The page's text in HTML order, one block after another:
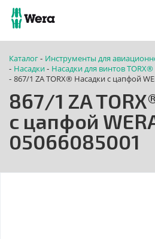
Каталог - Инструменты для
- Насадки - Насадки для винтов TORX®
- 867/1 ZA TORX® Насадки с цапфой
867/1 ZA
с цапфой
05066085001